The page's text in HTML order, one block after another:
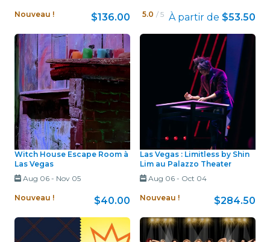
Nouveau ! $136.00 5.0 / 5 À partir de $53.50
Witch House Escape Room à
Las Vegas
Aug 06- Nov 05
Nouveau ! $40.00
Las Vegas : Limitless by Shin
Lim au Palazzo Theater
Aug 06- Oct 04
Nouveau ! $284.50